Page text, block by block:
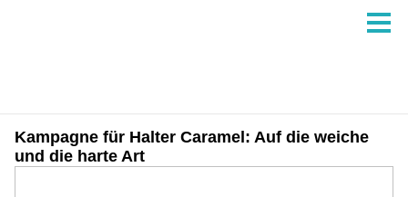
Kampagne für Halter Caramel: Auf die weiche
und die harte Art